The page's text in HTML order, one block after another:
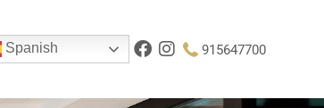
Spanish 915647700